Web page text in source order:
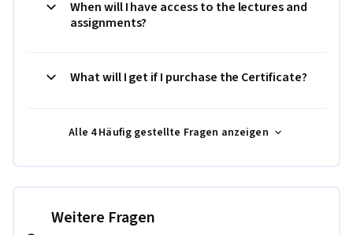
When will I have access to the lectures and
assignments?
What will I get if I purchase the Certificate?
Alle 4 Häufig gestellte Fragen anzeigen
Weitere Fragen